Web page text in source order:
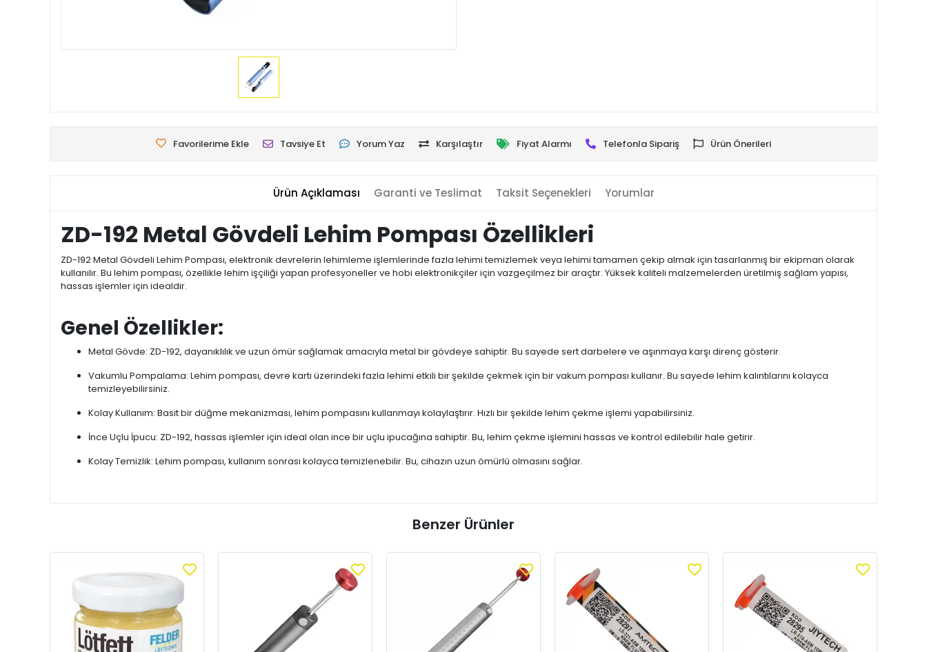
Favorilerime Ekle Tavsiye Et Yorum Yaz Karşılaştır Fiyat Alarmı Telefonla Sipariş Ürün Önerileri
Ürün Açıklaması Garanti ve Teslimat Taksit Seçenekleri Yorumlar
ZD-192 Metal Gövdeli Lehim Pompası Özellikleri
ZD-192 Metal Gövdeli Lehim Pompası, elektronik devrelerin lehimleme işlemlerinde fazla lehimi temizlemek veya lehimi tamamen çekip almak için tasarlanmış bir ekipman olarak
kullanılır. Bu lehim pompası, özellikle lehim işçiliği yapan profesyoneller ve hobi elektronikçiler için vazgeçilmez bir araçtır. Yüksek kaliteli malzemelerden üretilmiş sağlam yapısı,
hassas işlemler için idealdir.
Genel Özellikler:
Metal Gövde: ZD-192, dayanıklılık ve uzun ömür sağlamak amacıyla metal bir gövdeye sahiptir. Bu sayede sert darbelere ve aşınmaya karşı direnç gösterir.
Vakumlu Pompalama: Lehim pompası, devre kartı üzerindeki fazla lehimi etkili bir şekilde çekmek için bir vakum pompası kullanır. Bu sayede lehim kalıntılarını kolayca
temizleyebilirsiniz.
Kolay Kullanım: Basit bir düğme mekanizması, lehim pompasını kullanmayı kolaylaştırır. Hızlı bir şekilde lehim çekme işlemi yapabilirsiniz.
İnce Uçlu İpucu: ZD-192, hassas işlemler için ideal olan ince bir uçlu ipucağına sahiptir. Bu, lehim çekme işlemini hassas ve kontrol edilebilir hale getirir.
Kolay Temizlik: Lehim pompası, kullanım sonrası kolayca temizlenebilir. Bu, cihazın uzun ömürlü olmasını sağlar.
Benzer Ürünler